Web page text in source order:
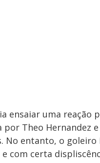
ensaiar uma reação
Theo Hernandez
No entanto, o goleiro
com certa